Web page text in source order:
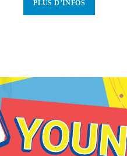
PLUS D’INFOS